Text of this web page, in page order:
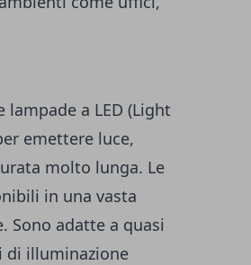
a LED (Light
emettere luce,
molto lunga. Le
in una vasta
Sono adatte a quasi
di illuminazione